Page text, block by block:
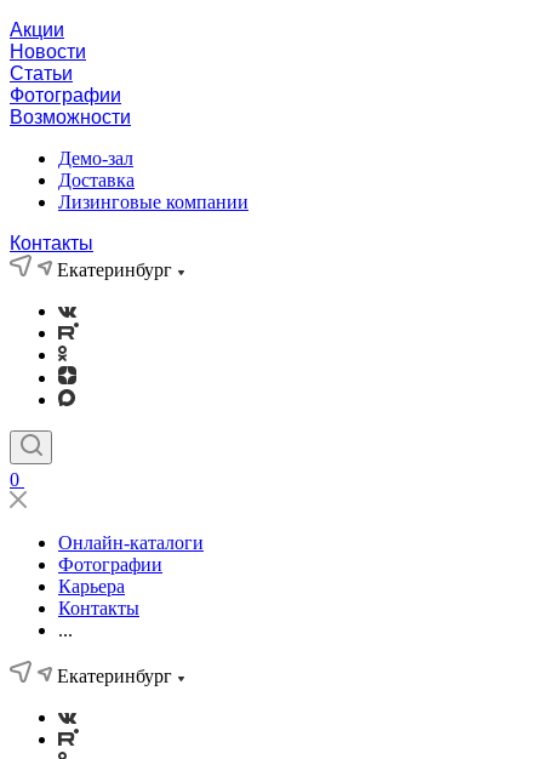
Акции
Новости
Статьи
Фотографии
Возможности
Демо-зал
Доставка
Лизинговые компании
Контакты
Екатеринбург
0
Онлайн-каталоги
Фотографии
Карьера
Контакты
...
Екатеринбург